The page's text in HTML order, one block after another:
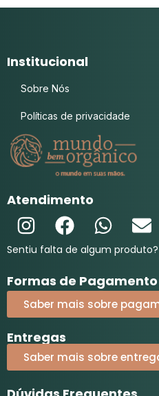
Institucional
Sobre Nós
Políticas de privacidade
Atendimento
Sentiu falta de algum produto?
Formas de Pagamento
Saber mais sobre
Entregas
Saber mais sobre